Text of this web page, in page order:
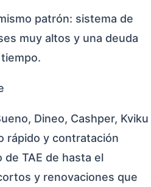
patrón: sistema de
muy altos y una deuda
Dineo, Cashper, Kviku
rápido y contratación
TAE de hasta el
y renovaciones que